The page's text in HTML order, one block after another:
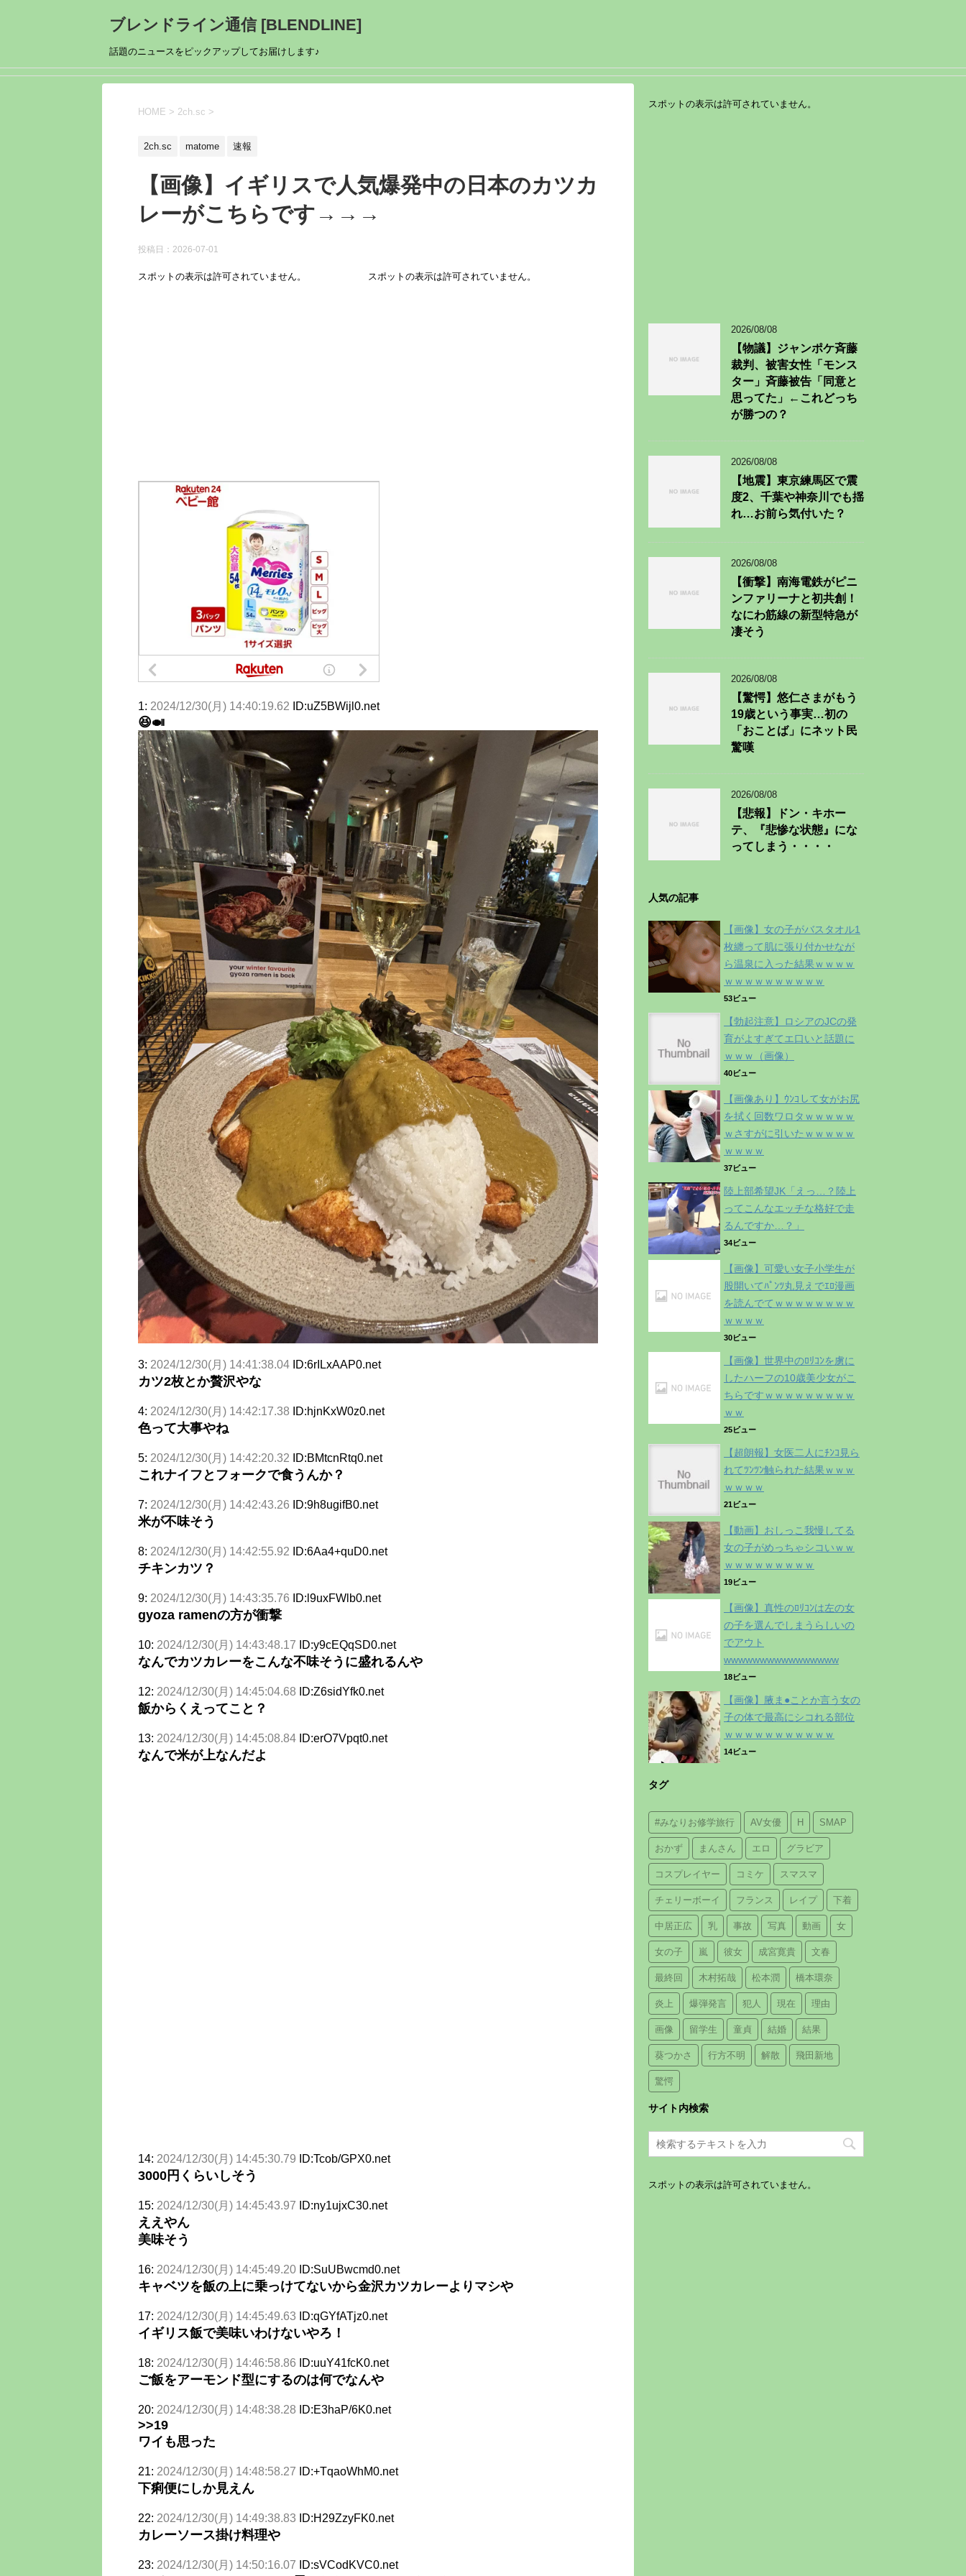
ブレンドライン通信 [BLENDLINE]
話題のニュースをピックアップしてお届けします♪
HOME > 2ch.sc >
2ch.sc matome 速報
【画像】イギリスで人気爆発中の日本のカツカ
レーがこちらです→→→
投稿日： 2026-07-01
1: 2024/12/30(月) 14:40:19.62 ID:uZ5BWijl0.net
😆🍛
3: 2024/12/30(月) 14:41:38.04 ID:6rILxAAP0.net
カツ2枚とか贅沢やな
4: 2024/12/30(月) 14:42:17.38 ID:hjnKxW0z0.net
色って大事やね
5: 2024/12/30(月) 14:42:20.32 ID:BMtcnRtq0.net
これナイフとフォークで食うんか？
7: 2024/12/30(月) 14:42:43.26 ID:9h8ugifB0.net
米が不味そう
8: 2024/12/30(月) 14:42:55.92 ID:6Aa4+quD0.net
チキンカツ？
9: 2024/12/30(月) 14:43:35.76 ID:l9uxFWlb0.net
gyoza ramenの方が衝撃
10: 2024/12/30(月) 14:43:48.17 ID:y9cEQqSD0.net
なんでカツカレーをこんな不味そうに盛れるんや
12: 2024/12/30(月) 14:45:04.68 ID:Z6sidYfk0.net
飯からくえってこと？
13: 2024/12/30(月) 14:45:08.84 ID:erO7Vpqt0.net
なんで米が上なんだよ
14: 2024/12/30(月) 14:45:30.79 ID:Tcob/GPX0.net
3000円くらいしそう
15: 2024/12/30(月) 14:45:43.97 ID:ny1ujxC30.net
ええやん
美味そう
16: 2024/12/30(月) 14:45:49.20 ID:SuUBwcmd0.net
キャベツを飯の上に乗っけてないから金沢カツカレーよりマシや
17: 2024/12/30(月) 14:45:49.63 ID:qGYfATjz0.net
イギリス飯で美味いわけないやろ！
18: 2024/12/30(月) 14:46:58.86 ID:uuY41fcK0.net
ご飯をアーモンド型にするのは何でなんや
20: 2024/12/30(月) 14:48:38.28 ID:E3haP/6K0.net
>>19
ワイも思った
21: 2024/12/30(月) 14:48:58.27 ID:+TqaoWhM0.net
下痢便にしか見えん
22: 2024/12/30(月) 14:49:38.83 ID:H29ZzyFK0.net
カレーソース掛け料理や
23: 2024/12/30(月) 14:50:16.07 ID:sVCodKVC0.net
2026/08/08
【物議】ジャンポケ斉藤
裁判、被害女性「モンス
ター」斉藤被告「同意と
思ってた」←これどっち
が勝つの？
2026/08/08
【地震】東京練馬区で震
度2、千葉や神奈川でも揺
れ…お前ら気付いた？
2026/08/08
【衝撃】南海電鉄がピニ
ンファリーナと初共創！
なにわ筋線の新型特急が
凄そう
2026/08/08
【驚愕】悠仁さまがもう
19歳という事実…初の
「おことば」にネット民
驚嘆
2026/08/08
【悲報】ドン・キホー
テ、『悲惨な状態』にな
ってしまう・・・・
人気の記事
【画像】女の子がバスタオル1
枚纏って肌に張り付かせなが
ら温泉に入った結果ｗｗｗｗ
ｗｗｗｗｗｗｗｗｗｗ
53ビュー
【勃起注意】ロシアのJCの発
育がよすぎてエ口いと話題に
ｗｗｗ（画像）
40ビュー
【画像あり】ｳﾝｺして女がお尻
を拭く回数ワロタｗｗｗｗｗ
ｗさすがに引いたｗｗｗｗｗ
ｗｗｗｗ
37ビュー
陸上部希望JK「えっ…？陸上
ってこんなエッチな格好で走
るんですか…？」
34ビュー
【画像】可愛い女子小学生が
股開いてﾊﾟﾝﾂ丸見えでｴﾛ漫画
を読んでてｗｗｗｗｗｗｗｗ
ｗｗｗｗ
30ビュー
【画像】世界中のﾛﾘｺﾝを虜に
したハーフの10歳美少女がこ
ちらですｗｗｗｗｗｗｗｗｗ
ｗｗ
25ビュー
【超朗報】女医二人にﾁﾝｺ見ら
れてﾂﾝﾂﾝ触られた結果ｗｗｗ
ｗｗｗｗ
21ビュー
【動画】おしっこ我慢してる
女の子がめっちゃシコいｗｗ
ｗｗｗｗｗｗｗｗｗ
19ビュー
【画像】真性のﾛﾘｺﾝは左の女
の子を選んでしまうらしいの
でアウト
wwwwwwwwwwwwwwww
18ビュー
【画像】腋ま●ことか言う女の
子の体で最高にシコれる部位
ｗｗｗｗｗｗｗｗｗｗｗ
14ビュー
タグ
#みなりお修学旅行 AV女優 H SMAP
おかず まんさん エロ グラビア
コスプレイヤー コミケ スマスマ
チェリーボーイ フランス レイプ 下着
中居正広 乳 事故 写真 動画 女
女の子 嵐 彼女 成宮寛貴 文春
最終回 木村拓哉 松本潤 橋本環奈
炎上 爆弾発言 犯人 現在 理由
画像 留学生 童貞 結婚 結果
葵つかさ 行方不明 解散 飛田新地
驚愕
サイト内検索